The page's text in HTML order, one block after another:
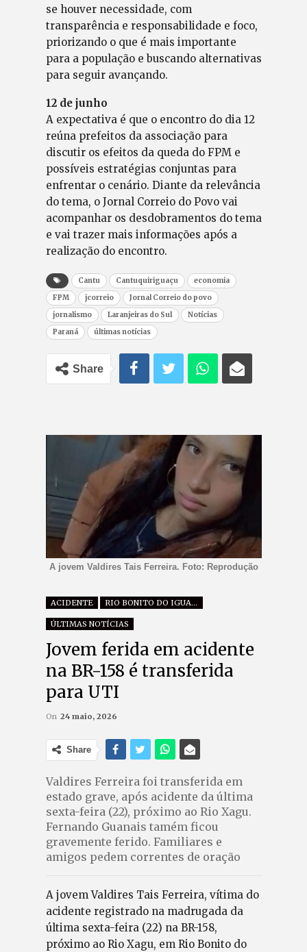
se houver necessidade, com
transparência e responsabilidade e foco,
priorizando o que é mais importante
para a população e buscando alternativas
para seguir avançando.
12 de junho
A expectativa é que o encontro do dia 12
reúna prefeitos da associação para
discutir os efeitos da queda do FPM e
possíveis estratégias conjuntas para
enfrentar o cenário. Diante da relevância
do tema, o Jornal Correio do Povo vai
acompanhar os desdobramentos do tema
e vai trazer mais informações após a
realização do encontro.
Cantu Cantuquiriguaçu
economia
FPM
jcorreio
Jornal Correio do povo
jornalismo
Laranjeiras do Sul
Notícias
Paraná
últimas notícias
Share
A jovem Valdires Tais Ferreira. Foto: Reprodução
ACIDENTE RIO BONITO DO IGUAÇU
ÚLTIMAS NOTÍCIAS
Jovem ferida em acidente
na BR-158 é transferida
para UTI
On 24 maio, 2026
Share
Valdires Ferreira foi transferida em
estado grave, após acidente da última
sexta-feira (22), próximo ao Rio Xagu.
Fernando Guanais tamém ficou
gravemente ferido. Familiares e
amigos pedem correntes de oração
A jovem Valdires Tais Ferreira, vítima do
acidente registrado na madrugada da
última sexta-feira (22) na BR-158,
próximo ao Rio Xagu, em Rio Bonito do